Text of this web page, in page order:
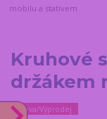
mobilu a stativem
Kruhové
držákem
Sleva/Výprodej